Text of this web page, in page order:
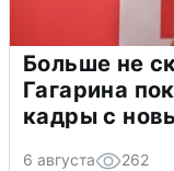
Больше не
Гагарина
кадры с
6 августа 262